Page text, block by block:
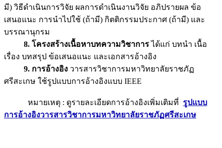
มี) วิธีดำเนินการวิจัย ผลการดำเนินงานวิจัย อภิปรายผล ข้อ
เสนอแนะ การนำไปใช้ (ถ้ามี) กิตติกรรมประกาศ (ถ้ามี) และ
บรรณานุกรม
8. โครงสร้างเนื้อหาบทความวิชาการได้แก่ บทนำ เนื้อ
เรื่อง บทสรุป ข้อเสนอแนะ และเอกสารอ้างอิง
9. การอ้างอิง วารสารวิชาการมหาวิทยาลัยราชภัฏ
ศรีสะเกษ ใช้รูปแบบการอ้างอิงแบบ IEEE
หมายเหตุ : ดูรายละเอียดการอ้างอิงเพิ่มเติมที่ รูปแบบ
การอ้างอิงวารสารวิชาการมหาวิทยาลัยราชภัฏศรีสะเกษ